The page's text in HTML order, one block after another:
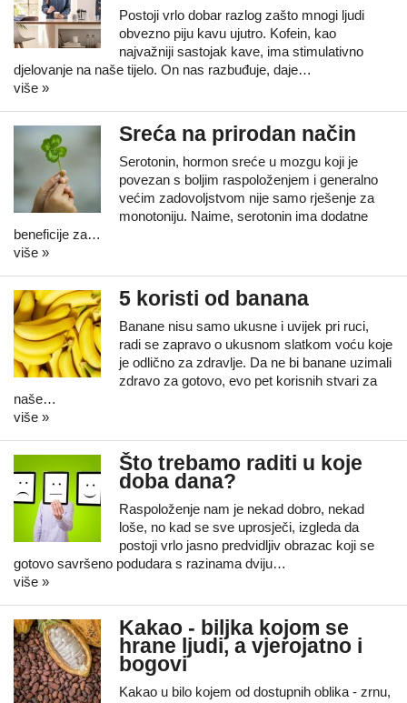
Postoji vrlo dobar razlog zašto mnogi ljudi
obvezno piju kavu ujutro. Kofein, kao
najvažniji sastojak kave, ima stimulativno
djelovanje na naše tijelo. On nas razbuđuje, daje…
više »
Sreća na prirodan način
Serotonin, hormon sreće u mozgu koji je
povezan s boljim raspoloženjem i generalno
većim zadovoljstvom nije samo rješenje za
monotoniju. Naime, serotonin ima dodatne
beneficije za…
više »
5 koristi od banana
Banane nisu samo ukusne i uvijek pri ruci,
radi se zapravo o ukusnom slatkom voću koje
je odlično za zdravlje. Da ne bi banane uzimali
zdravo za gotovo, evo pet korisnih stvari za
naše…
više »
Što trebamo raditi u koje
doba dana?
Raspoloženje nam je nekad dobro, nekad
loše, no kad se sve uprosječi, izgleda da
postoji vrlo jasno predvidljiv obrazac koji se
gotovo savršeno podudara s razinama dviju…
više »
Kakao - biljka kojom se
hrane ljudi, a vjerojatno i
bogovi
Kakao u bilo kojem od dostupnih oblika - zrnu,